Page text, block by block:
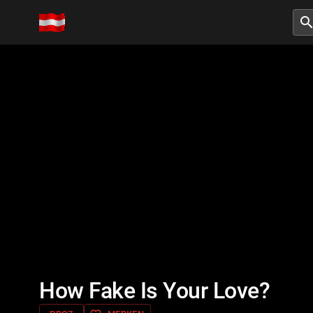
How Fake Is Your Love?